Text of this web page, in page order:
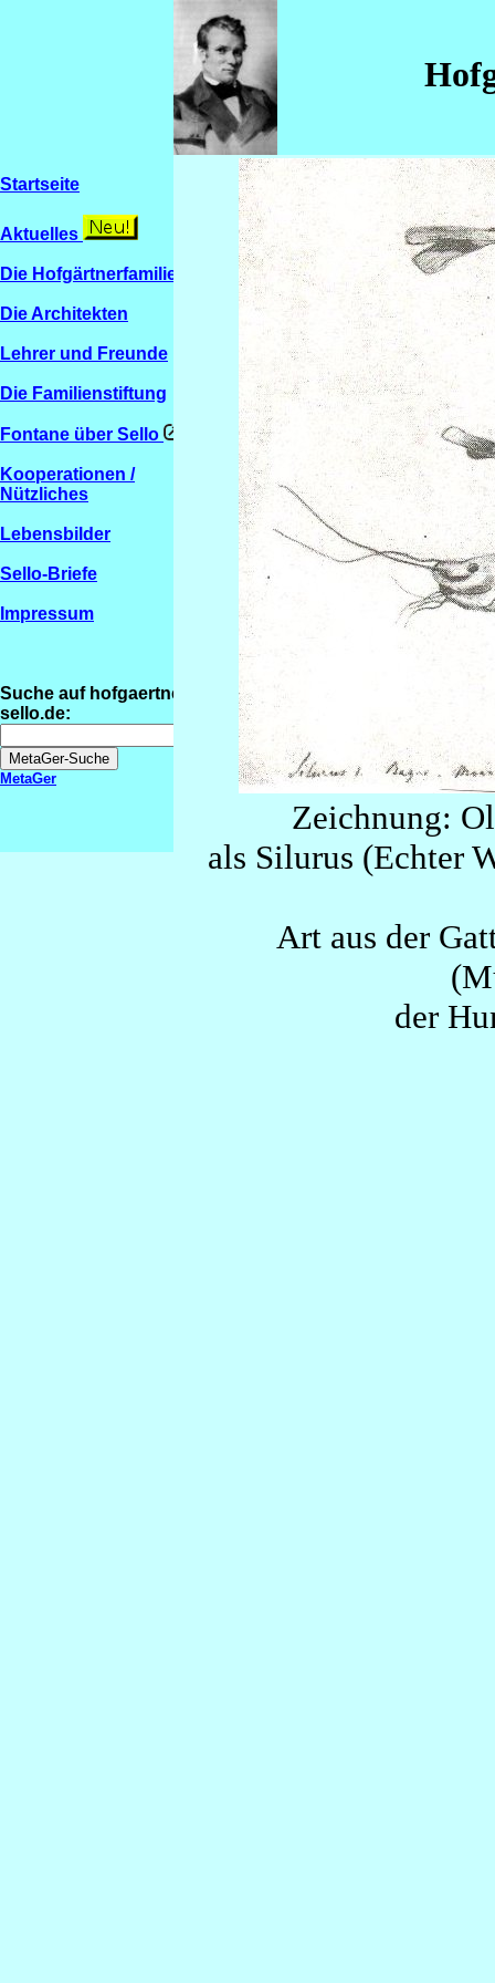
Startseite
Aktuelles
Die Hofgärtnerfamilien
Die Architekten
Lehrer und Freunde
Die Familienstiftung
Fontane über Sello
Kooperationen /
Nützliches
Lebensbilder
Sello-Briefe
Impressum
Suche auf hofgaertner-
sello.de:
MetaGer
Zeichnung:
als Silurus (Echter
Art aus der
der